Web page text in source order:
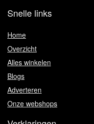
Snelle links
Home
Overzicht
Alles winkelen
Blogs
Adverteren
Onze webshops